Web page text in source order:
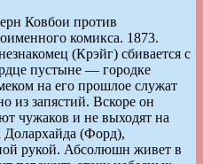
Ковбои против
комикса. 1873.
(Крэйг) сбивается с
пустыне — городке
на его прошлое служат
из запястий. Вскоре он
чужаков и не выходят на
Долархайда (Форд),
рукой. Абсолюшн живет в